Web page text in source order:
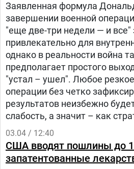
Заявленная формула
завершении военной
"еще две-три недели — и все"
привлекательно для
однако в реальности война
предполагает простого
"устал – ушел". Любое
операции без четко
результатов неизбежно
слабость, а значит – как
поражение.
03.04 / 12:40
США вводят пошлины до
запатентованные